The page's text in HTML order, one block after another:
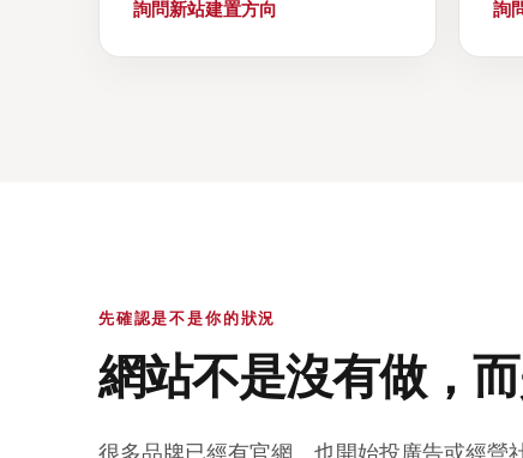
詢問新站建置方向 詢
先確認是不是你的狀況
網站不是沒有做，
很多品牌已經有官網、也開始投廣告或經營